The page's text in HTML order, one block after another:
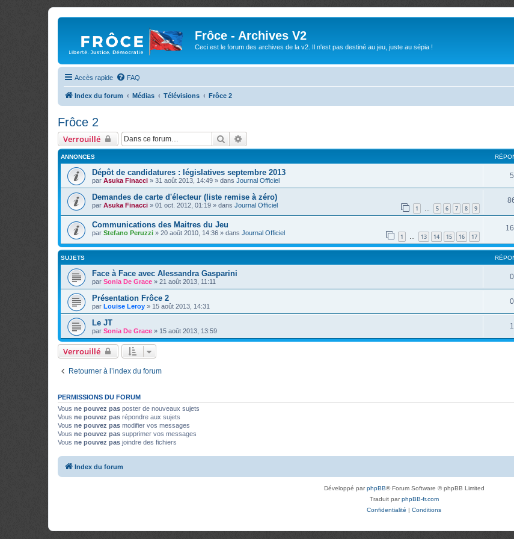
Frôce - Archives V2
Ceci est le forum des archives de la v2. Il n'est pas destiné au jeu, juste au sépia !
Accès rapide FAQ
Index du forum Médias Télévisions Frôce 2
Frôce 2
Verrouillé Rechercher
ANNONCES
Dépôt de candidatures : législatives septembre 2013
par Asuka Finacci » 31 août 2013, 14:49 » dans Journal Officiel
5
Demandes de carte d'électeur (liste remise à zéro)
par Asuka Finacci » 01 oct. 2012, 01:19 » dans Journal Officiel 1 5 6 7 8 9
Communications des Maitres du Jeu
par Stefano Peruzzi » 20 août 2010, 14:36 » dans Journal Officiel 1 … 13 14 15 16 17
SUJETS
Face à Face avec Alessandra Gasparini
par Sonia De Grace » 21 août 2013, 11:11
0
Présentation Frôce 2
par Louise Leroy » 15 août 2013, 14:31
0
Le JT
par Sonia De Grace » 15 août 2013, 13:59
1
Verrouillé
Retourner à l’index du forum
PERMISSIONS DU FORUM
Vous ne pouvez pas poster de nouveaux sujets
Vous ne pouvez pas répondre aux sujets
Vous ne pouvez pas modifier vos messages
Vous ne pouvez pas supprimer vos messages
Vous ne pouvez pas joindre des fichiers
Index du forum
Développé parphpBB® Forum Software © phpBB Limited
Traduit parphpBB-fr.com
Confidentialité | Conditions